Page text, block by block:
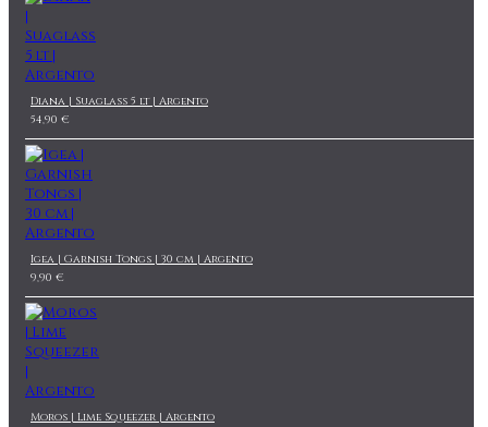
Diana | Suaglass 5 lt | Argento
54,90 €
Igea | Garnish Tongs | 30 cm | Argento
9,90 €
Moros | Lime Squeezer | Argento